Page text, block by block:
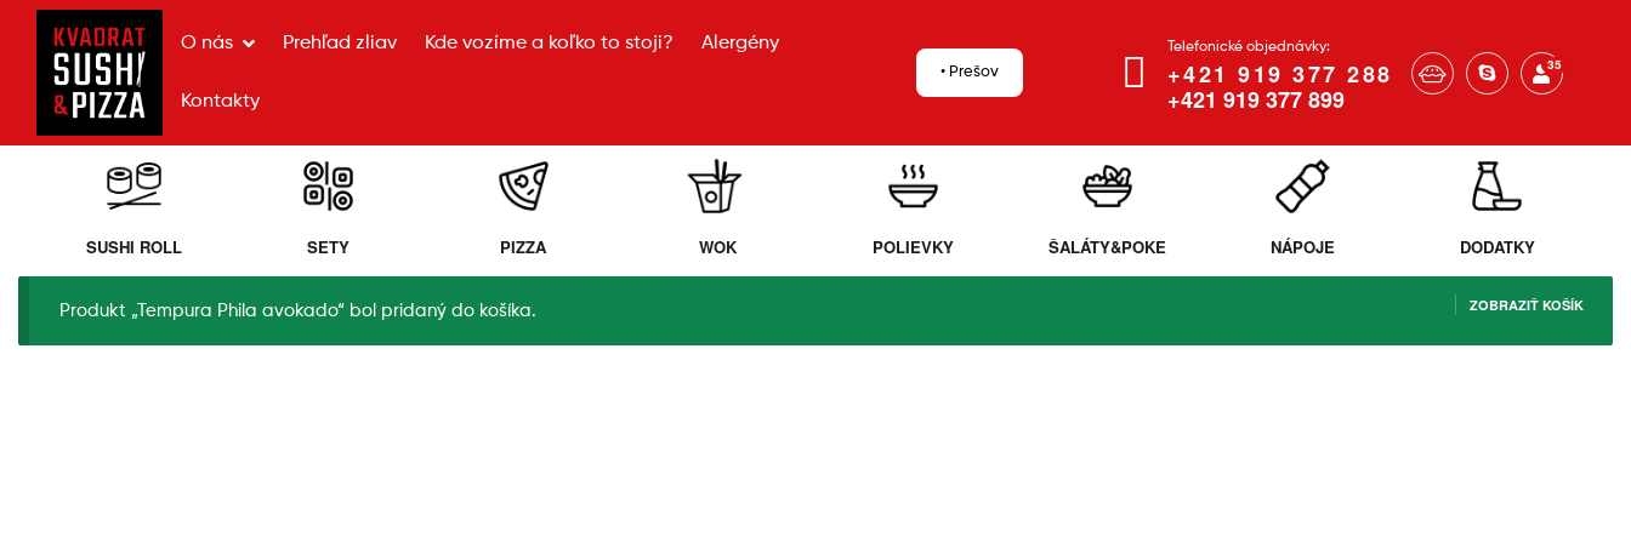
O nás Prehľad zliav Kde vozíme a koľko to stoji? Alergény
Kontakty
• Prešov
Telefonické objednávky:
+421 919 377 288
+421 919 377 899
35
SUSHI ROLL SETY PIZZA WOK POLIEVKY ŠALÁTY&POKE NÁPOJE DODATKY
ZOBRAZIŤ KOŠÍK
Produkt „Tempura Phila avokado“ bol pridaný do košíka.